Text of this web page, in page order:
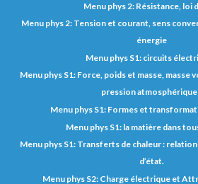
Menu phys 2: Résistance, loi
Menu phys 2: Tension et courant, sens
énergie
Menu phys S1: circuits
Menu phys S1: Force, poids et masse, masse
pression
Menu phys S1: Formes et
Menu phys S1: la matière dans
Menu phys S1: Transferts de chaleur :
d’état.
Menu phys S2: Charge électrique et